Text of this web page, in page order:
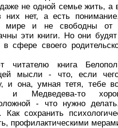
не одной семье жить, а
них нет, а есть
мире и не свободны от
эти книги. Но они
в сфере своего
читателю книга
мысли - что, если
и она, умная тетя, тебе
и Медведева-то
- что нужно
Как сохранить
профилактическими